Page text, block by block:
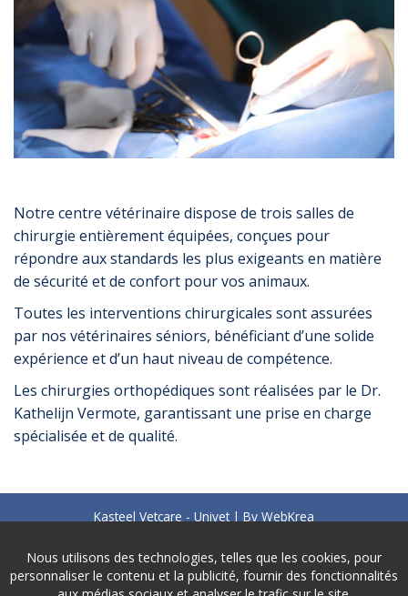
Nous utilisons des technologies, telles que les cookies, pour
personnaliser le contenu et la publicité, fournir des fonctionnalités
Notre centre vétérinaire dispose de trois salles de
chirurgie entièrement équipées, conçues pour
répondre aux standards les plus exigeants en matière
de sécurité et de confort pour vos animaux.
Toutes les interventions chirurgicales sont assurées
par nos vétérinaires séniors, bénéficiant d’une solide
expérience et d’un haut niveau de compétence.
Les chirurgies orthopédiques sont réalisées par le Dr.
Kathelijn Vermote, garantissant une prise en charge
spécialisée et de qualité.
Kasteel Vetcare - Univet | By WebKrea
kasteelvetcare@gmail.com
Vie privée-Disclaimer